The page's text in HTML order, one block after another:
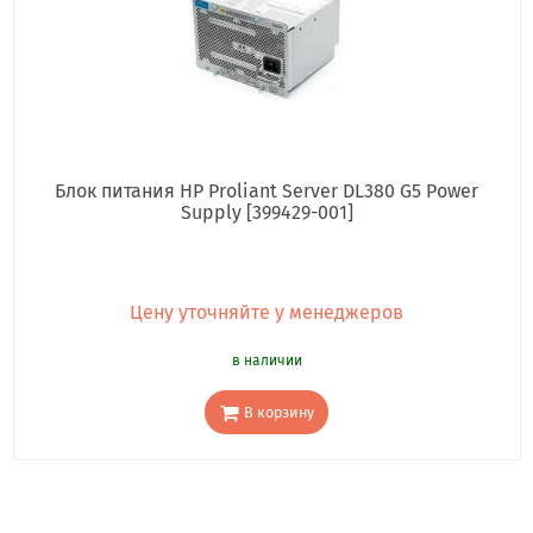
Блок питания HP Proliant Server DL380 G5 Power
Supply [399429-001]
Цену уточняйте у менеджеров
в наличии
В корзину